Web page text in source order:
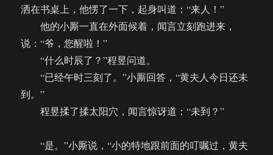
洒在书桌上，他愣了一下，起身叫道：“来人！”
他的小厮一直在外面候着，闻言立刻跑进来，
说：“爷，您醒啦！”
“什么时辰了？”程昱问道。
“已经午时三刻了。”小厮回答，“黄夫人今日还未
到。”
程昱揉了揉太阳穴，闻言惊讶道：“未到？”
“是。”小厮说，“小的特地跟前面的叮嘱过，黄夫